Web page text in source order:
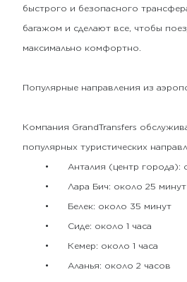
быстрого и безопасного
багажом и сделают все, чтобы
максимально комфортно.
Популярные направления из
Компания GrandTransfers
популярных туристических
•
Анталия (центр города):
•
Лара Бич: около 25 минут
•
Белек: около 35 минут
•
Сиде: около 1 часа
•
Кемер: около 1 часа
•
Аланья: около 2 часов